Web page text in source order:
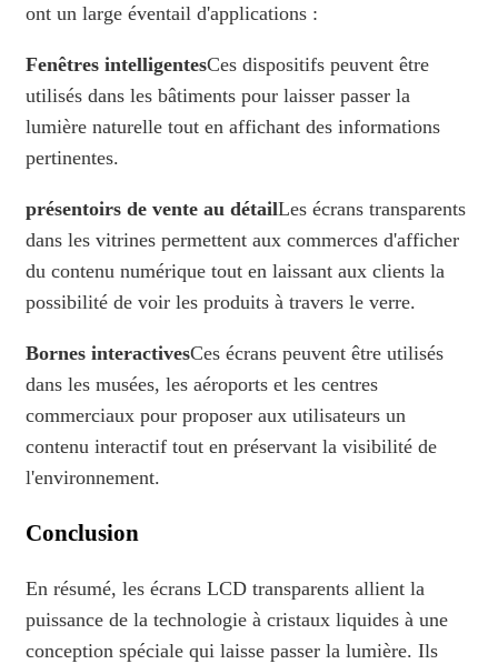
ont un large éventail d'applications :
Fenêtres intelligentesCes dispositifs peuvent être
utilisés dans les bâtiments pour laisser passer la
lumière naturelle tout en affichant des informations
pertinentes.
présentoirs de vente au détailLes écrans transparents
dans les vitrines permettent aux commerces d'afficher
du contenu numérique tout en laissant aux clients la
possibilité de voir les produits à travers le verre.
Bornes interactivesCes écrans peuvent être utilisés
dans les musées, les aéroports et les centres
commerciaux pour proposer aux utilisateurs un
contenu interactif tout en préservant la visibilité de
l'environnement.
Conclusion
En résumé, les écrans LCD transparents allient la
puissance de la technologie à cristaux liquides à une
conception spéciale qui laisse passer la lumière. Ils